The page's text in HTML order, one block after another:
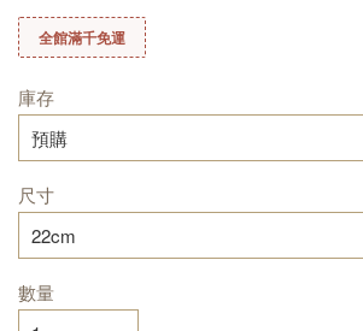
全館滿千免運
庫存
尺寸
數量